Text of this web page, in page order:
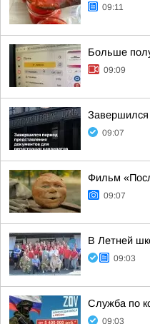
09:11
Больше
09:09
Завершился
09:07
Фильм
09:07
В Летней
09:03
Служба по
09:03